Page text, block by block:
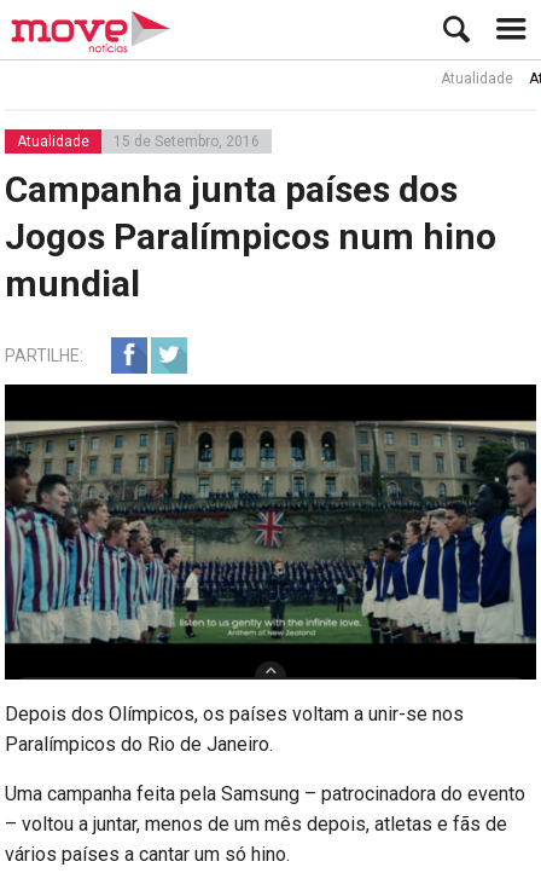
Atualidade Ator
Atualidade 15 de Setembro, 2016
Campanha junta países dos
Jogos Paralímpicos num hino
mundial
PARTILHE:
Depois dos Olímpicos, os países voltam a unir-se nos
Paralímpicos do Rio de Janeiro.
Uma campanha feita pela Samsung – patrocinadora do evento
– voltou a juntar, menos de um mês depois, atletas e fãs de
vários países a cantar um só hino.